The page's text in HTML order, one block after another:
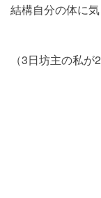
結構自分の体に気
（3日坊主の私